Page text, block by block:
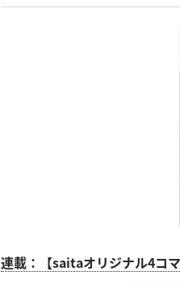
連載：【saitaオリジナル4コ